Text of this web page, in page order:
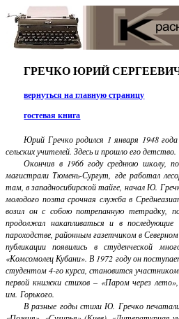
ГРЕЧКО ЮРИЙ
вернуться на главную страницу
гостевая книга
Юрий Гречко родился 1 января 1948
сельских учителей. Здесь и прошло его детство.
Окончив в 1966 году среднюю школу,
магистрали Тюмень-Сургут, где работал
там, в западносибирской тайге, начал Ю.
молодого поэта срочная служба в
возил он с собою потрепанную тетрадку,
продолжал накапливаться и в
пароходстве, районным газетчиком в
публикации появились в студенческой
«Комсомолец Кубани». В 1972 году он
студентом 4-го курса, становится
первой книжки стихов – «Паром через
им. Горького.
В разные годы стихи Ю. Гречко